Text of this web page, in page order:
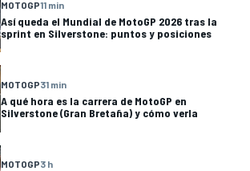
MOTOGP11 min
Así queda el Mundial de MotoGP 2026 tras la
sprint en Silverstone: puntos y posiciones
MOTOGP31 min
A qué hora es la carrera de MotoGP en
Silverstone (Gran Bretaña) y cómo verla
MOTOGP3 h